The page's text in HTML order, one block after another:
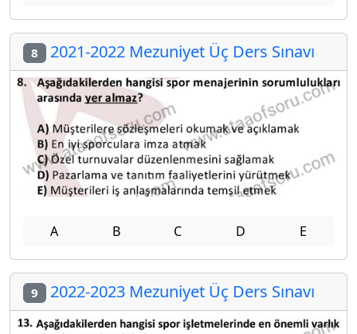
8 2021-2022 Mezuniyet Üç Ders Sınavı
A B C D E
9 2022-2023 Mezuniyet Üç Ders Sınavı